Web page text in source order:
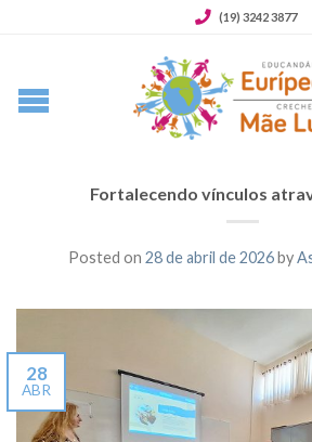
(19) 3242 3877
Fortalecendo vínculos
Posted on 28 de abril de 2026by
28
ABR